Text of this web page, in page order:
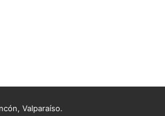
Valparaíso.